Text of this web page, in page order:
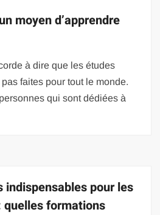
moyen d’apprendre
à dire que les études
faites pour tout le monde.
qui sont dédiées à
indispensables pour les
formations